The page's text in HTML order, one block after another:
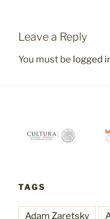
Leave a Reply
You must be logged
TAGS
Adam Zaretsky